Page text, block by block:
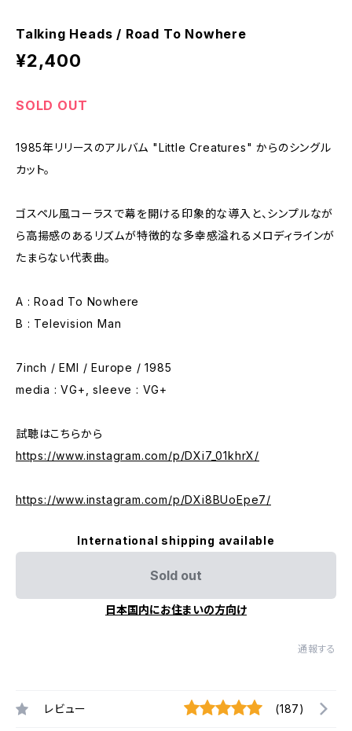
Talking Heads / Road To Nowhere
¥2,400
SOLD OUT
1985年リリースのアルバム "Little Creatures" からのシングル
カット。
ゴスペル風コーラスで幕を開ける印象的な導入と、シンプルなが
ら高揚感のあるリズムが特徴的な多幸感溢れるメロディラインが
たまらない代表曲。
A : Road To Nowhere
B : Television Man
7inch / EMI / Europe / 1985
media : VG+, sleeve : VG+
試聴はこちらから
https://www.instagram.com/p/DXi7_01khrX/
https://www.instagram.com/p/DXi8BUoEpe7/
International shipping available
Sold out
日本国内にお住まいの方向け
通報する
レビュー (187)